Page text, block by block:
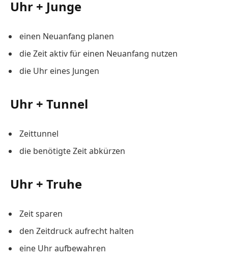
Uhr + Junge
einen Neuanfang planen
die Zeit aktiv für einen Neuanfang nutzen
die Uhr eines Jungen
Uhr + Tunnel
Zeittunnel
die benötigte Zeit abkürzen
Uhr + Truhe
Zeit sparen
den Zeitdruck aufrecht halten
eine Uhr aufbewahren